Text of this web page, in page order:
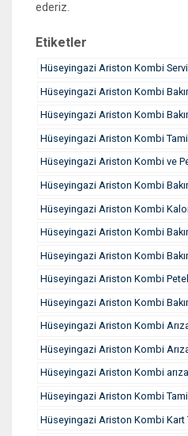
ederiz.
Etiketler
Hüseyingazi Ariston Kombi
Hüseyingazi Ariston Kombi
Hüseyingazi Ariston Kombi
Hüseyingazi Ariston Kombi
Hüseyingazi Ariston Kombi ve
Hüseyingazi Ariston Kombi
Hüseyingazi Ariston Kombi
Hüseyingazi Ariston Kombi
Hüseyingazi Ariston Kombi
Hüseyingazi Ariston Kombi
Hüseyingazi Ariston Kombi
Hüseyingazi Ariston Kombi
Hüseyingazi Ariston Kombi
Hüseyingazi Ariston Kombi
Hüseyingazi Ariston Kombi
Hüseyingazi Ariston Kombi Kart